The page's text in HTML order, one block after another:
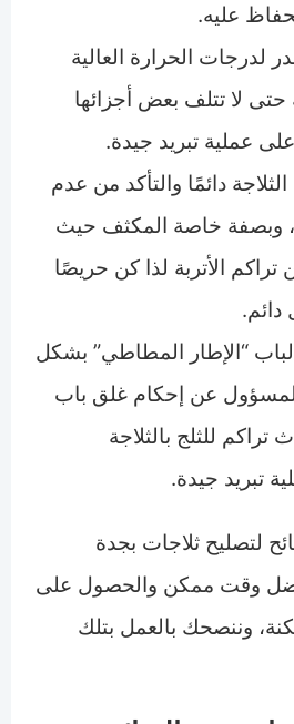
عليه.
الحرارة العالية
حتى لا تتلف بعض أجزائها
عملية تبريد جيدة.
دائمًا والتأكد من عدم
وبصفة خاصة المكثف حيث
الأتربة لذا كن حريصًا
“الإطار المطاطي” بشكل
عن إحكام غلق باب
تراكم للثلج بالثلاجة
تبريد جيدة.
لتصليح ثلاجات بجدة
وقت ممكن والحصول على
وننصحك بالعمل بتلك